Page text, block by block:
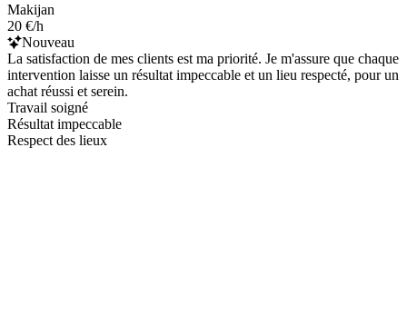
Makijan
20 €/h
Nouveau
La satisfaction de mes clients est ma priorité. Je m'assure que chaque
intervention laisse un résultat impeccable et un lieu respecté, pour un
achat réussi et serein.
Travail soigné
Résultat impeccable
Respect des lieux